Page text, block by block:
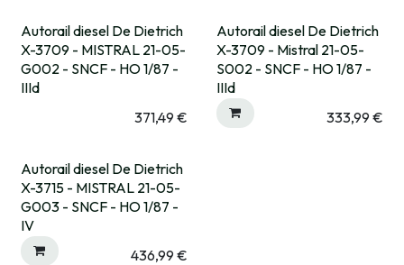
Rupture fournisseur
Autorail diesel De Dietrich
X-3709 - MISTRAL 21-05-
G002 - SNCF - HO 1/87 -
IIId
371,49 €
Autorail diesel De Dietrich
X-3709 - Mistral 21-05-
S002 - SNCF - HO 1/87 -
IIId
333,99 €
Expédié sous 15 jrs
Autorail diesel De Dietrich
X-3715 - MISTRAL 21-05-
G003 - SNCF - HO 1/87 -
IV
436,99 €